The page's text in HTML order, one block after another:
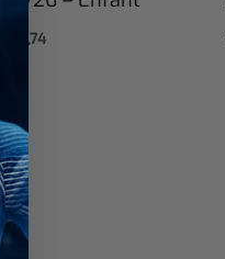
27,74